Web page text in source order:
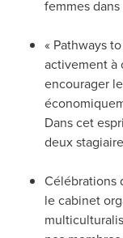
femmes
« Pathways
activement à
encourager
Dans cet
deux
Célébrations
le cabinet